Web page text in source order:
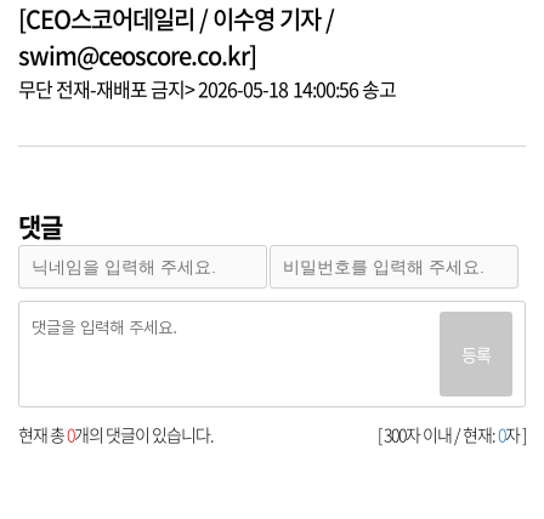
[CEO스코어데일리 / 이수영 기자 /
swim@ceoscore.co.kr]
무단 전재-재배포 금지> 2026-05-18 14:00:56 송고
댓글
등록
[ 300자 이내 / 현재:0자 ]
현재 총0개의 댓글이 있습니다.